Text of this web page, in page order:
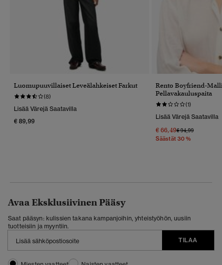
Luomupuuvillaiset Leveälahkeiset Farkut
(8)
Lisää Värejä Saatavilla
€ 89,99
Rento Boyfriend-
Pellavakauluspaita
(1)
Lisää Värejä Saatavilla
€ 66,49Hinta Alennettu
€ 94,99Hintaan
Säästät 30 %
Avaa Eksklusiivinen Pääsy
Saat pääsyn: kulissien takana kampanjoihin, yhteistyöhön, uusiin
tuotteisiin ja myyntiin.
TILAA